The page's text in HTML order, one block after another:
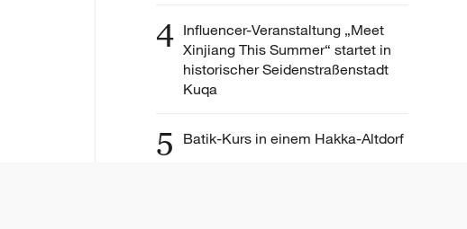
4 Influencer-Veranstaltung „Meet
Xinjiang This Summer“ startet in
historischer Seidenstraßenstadt
Kuqa
5 Batik-Kurs in einem Hakka-Altdorf